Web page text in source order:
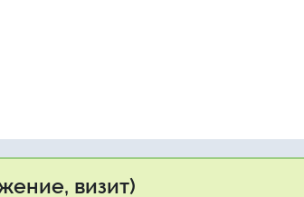
визит)